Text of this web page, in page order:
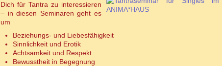
Dich für Tantra zu interessieren
– in diesen Seminaren geht es
um
Beziehungs- und Liebesfähigkeit
Sinnlichkeit und Erotik
Achtsamkeit und Respekt
Bewusstheit in Begegnung